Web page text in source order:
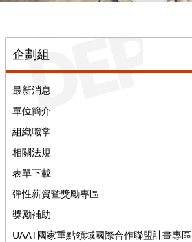
企劃組
最新消息
單位簡介
組織職掌
相關法規
表單下載
彈性薪資暨獎勵專區
獎勵補助
UAAT國家重點領域國際合作聯盟計畫專區